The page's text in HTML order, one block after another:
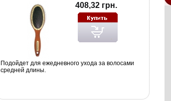
408,32 грн.
Подойдет для ежедневного ухода за волосами
средней длины.